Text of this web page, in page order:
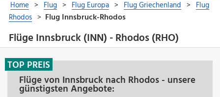
Flüge Innsbruck (INN) - Rhodos (RHO)
Flüge von Innsbruck nach Rhodos - unsere
günstigsten Angebote:
TOP PREIS